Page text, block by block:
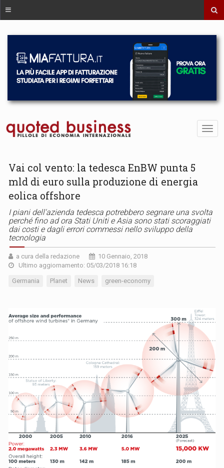
Vai col vento: la tedesca EnBW punta 5
mld di euro sulla produzione di energia
eolica offshore
I piani dell'azienda tedesca potrebbero segnare una svolta
perché fino ad ora Stati Uniti e Asia sono stati scoraggiati
dai costi e dagli errori commessi nello sviluppo della
tecnologia
a cura della redazione
10 Gennaio, 2018
Ultimo aggiornamento: 05/03/2018 16:18
Germania Planet News green-economy